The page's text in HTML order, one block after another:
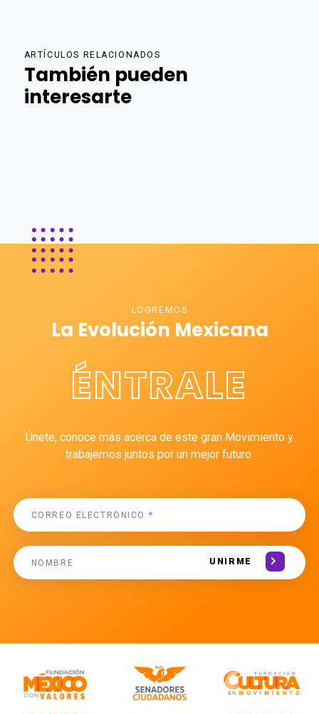
ARTÍCULOS RELACIONADOS
También pueden
interesarte
LOGREMOS
La Evolución Mexicana
ÉNTRALE
Únete, conoce más acerca de este gran Movimiento y
trabajemos juntos por un mejor futuro.
UNIRME